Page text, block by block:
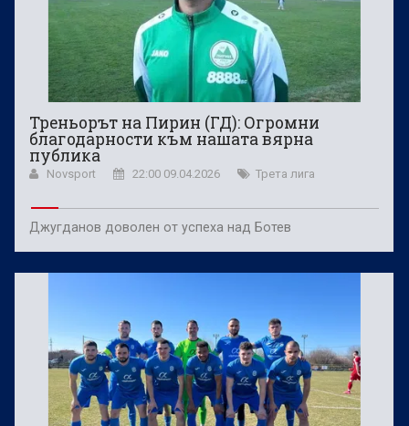
Треньорът на Пирин (ГД): Огромни
благодарности към нашата вярна
публика
Novsport 22:00 09.04.2026 Трета лига
Джугданов доволен от успеха над Ботев